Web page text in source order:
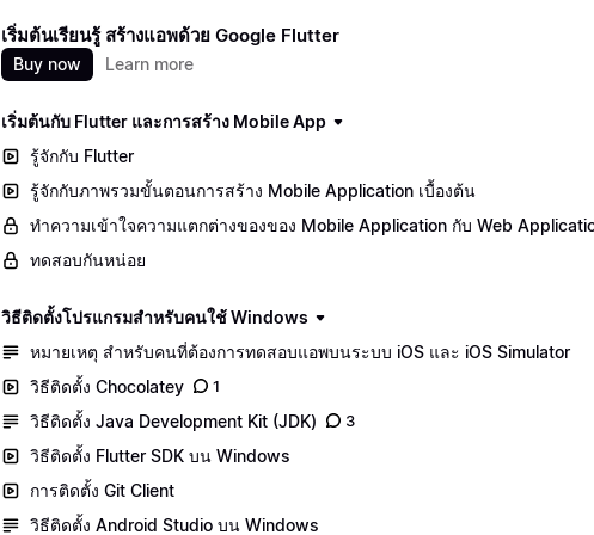
เริ่มต้นเรียนรู้ สร้างแอพด้วย Google Flutter
Buy now Learn more
เริ่มต้นกับ Flutter และการสร้าง Mobile App
รู้จักกับ Flutter
รู้จักกับภาพรวมขั้นตอนการสร้าง Mobile Application เบื้องต้น
ทำความเข้าใจความแตกต่างของของ Mobile Application กับ Web
ทดสอบกันหน่อย
วิธีติดตั้งโปรแกรมสำหรับคนใช้ Windows
หมายเหตุ สำหรับคนที่ต้องการทดสอบแอพบนระบบ iOS และ iOS Simulator
วิธีติดตั้ง Chocolatey
1
วิธีติดตั้ง Java Development Kit (JDK) 3
วิธีติดตั้ง Flutter SDK บน Windows
การติดตั้ง Git Client
วิธีติดตั้ง Android Studio บน Windows